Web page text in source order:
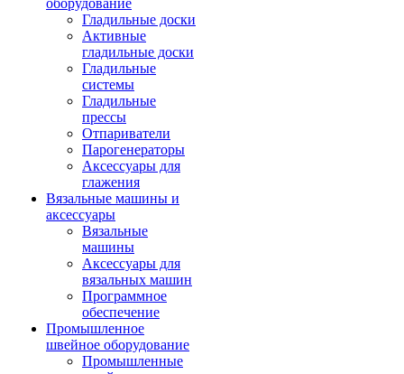
оборудование
Гладильные доски
Активные
гладильные доски
Гладильные
системы
Гладильные
прессы
Отпариватели
Парогенераторы
Аксессуары для
глажения
Вязальные машины и
аксессуары
Вязальные
машины
Аксессуары для
вязальных машин
Программное
обеспечение
Промышленное
швейное оборудование
Промышленные